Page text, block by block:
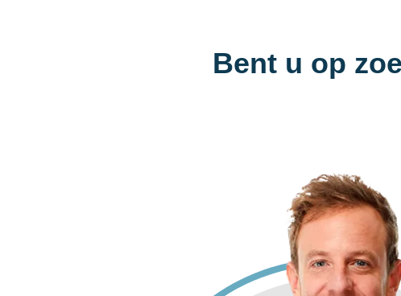
Bent u op